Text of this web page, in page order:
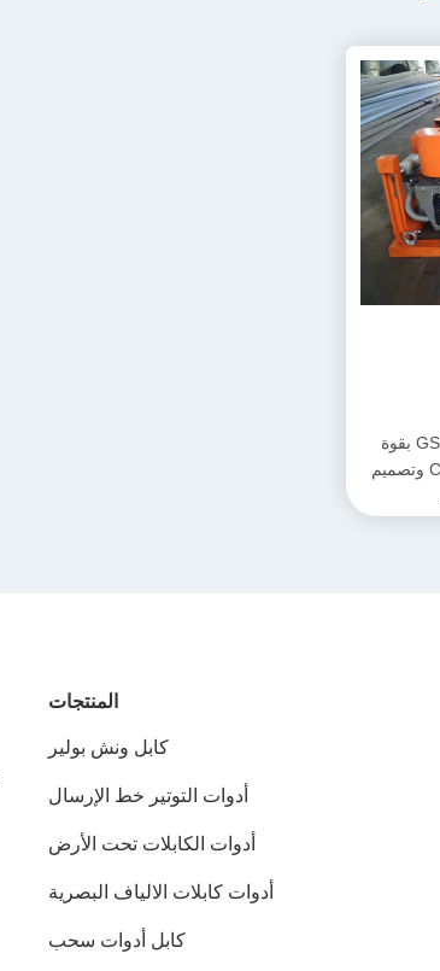
آلة سحب الكابلات الكهربائية GSS-3 بقوة
سحب 7 كيلو نيوتن، معتمدة من CE وتصميم
المنتجات
كابل ونش بولير
أدوات التوتير خط الإرسال
أدوات الكابلات تحت الأرض
أدوات كابلات الالياف البصرية
كابل أدوات سحب